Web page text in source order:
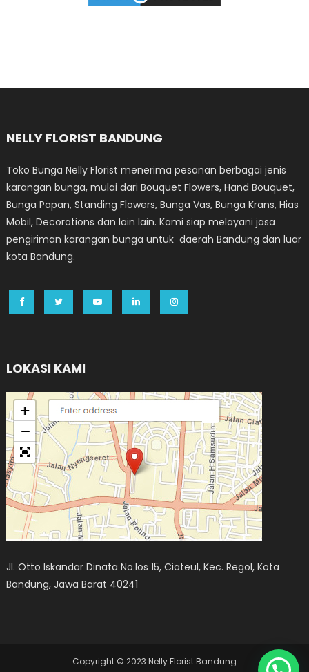
NELLY FLORIST BANDUNG
Toko Bunga Nelly Florist menerima pesanan berbagai jenis
karangan bunga, mulai dari Bouquet Flowers, Hand Bouquet,
Bunga Papan, Standing Flowers, Bunga Vas, Bunga Krans, Hias
Mobil, Decorations dan lain lain. Kami siap melayani jasa
pengiriman karangan bunga untuk daerah Bandung dan luar
kota Bandung.
LOKASI KAMI
Jl. Otto Iskandar Dinata No.los 15, Ciateul, Kec. Regol, Kota
Bandung, Jawa Barat 40241
Copyright © 2023 Nelly Florist Bandung